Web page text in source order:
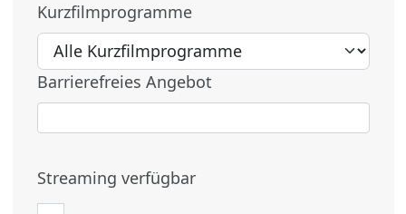
Kurzfilmprogramme
Barrierefreies Angebot
Streaming verfügbar